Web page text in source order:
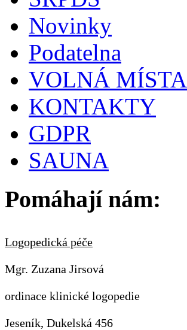
Novinky
Podatelna
VOLNÁ MÍSTA
KONTAKTY
GDPR
SAUNA
Pomáhají nám:
Logopedická péče
Mgr. Zuzana Jirsová
ordinace klinické logopedie
Jeseník, Dukelská 456